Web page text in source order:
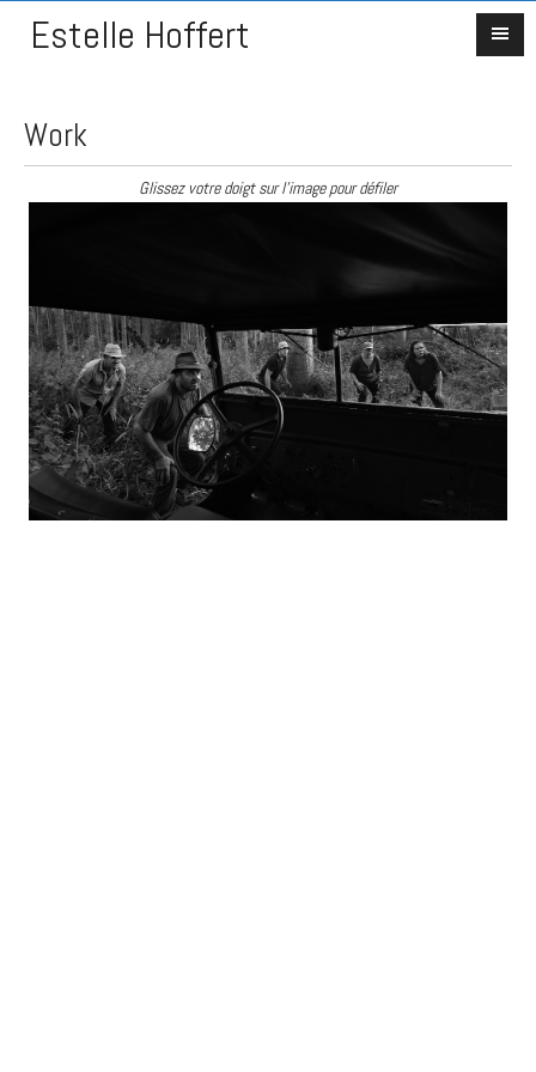
Estelle Hoffert
Work
Glissez votre doigt sur l'image pour défiler